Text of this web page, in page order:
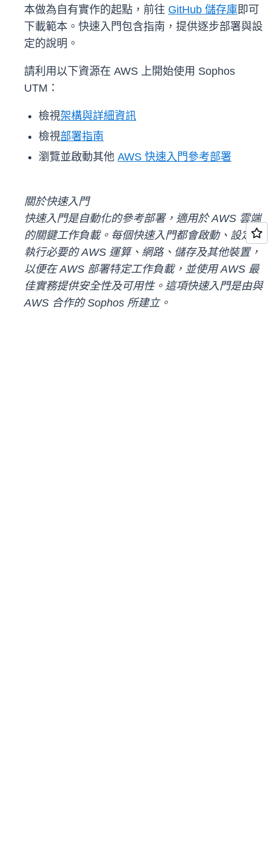
本做為自有實作的起點，前往 GitHub 儲存庫即可
下載範本。快速入門包含指南，提供逐步部署與設
定的說明。
請利用以下資源在 AWS 上開始使用 Sophos
UTM：
檢視架構與詳細資訊
檢視部署指南
瀏覽並啟動其他 AWS 快速入門參考部署
關於快速入門
快速入門是自動化的參考部署，適用於 AWS 雲端
的關鍵工作負載。每個快速入門都會啟動、設定及
執行必要的 AWS 運算、網路、儲存及其他裝置，
以便在 AWS 部署特定工作負載，並使用 AWS 最
佳實務提供安全性及可用性。這項快速入門是由與
AWS 合作的 Sophos 所建立。